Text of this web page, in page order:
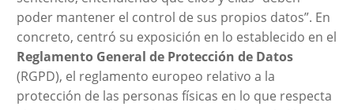
poder mantener el control de sus propios datos”. En
concreto, centró su exposición en lo establecido en el
Reglamento General de Protección de Datos
(RGPD), el reglamento europeo relativo a la
protección de las personas físicas en lo que respecta